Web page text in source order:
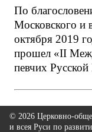
По
Московского и
октября 2019
прошел «II
певчих
© 2026 Церковно-
и всея Руси по